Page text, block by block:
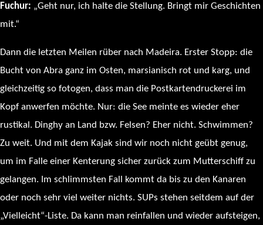
Fuchur: „Geht nur, ich halte die Stellung. Bringt mir Geschichten
mit.“
Dann die letzten Meilen rüber nach Madeira. Erster Stopp: die
Bucht von Abra ganz im Osten, marsianisch rot und karg, und
gleichzeitig so fotogen, dass man die Postkartendruckerei im
Kopf anwerfen möchte. Nur: die See meinte es wieder eher
rustikal. Dinghy an Land bzw. Felsen? Eher nicht. Schwimmen?
Zu weit. Und mit dem Kajak sind wir noch nicht geübt genug,
um im Falle einer Kenterung sicher zurück zum Mutterschiff zu
gelangen. Im schlimmsten Fall kommt da bis zu den Kanaren
oder noch sehr viel weiter nichts. SUPs stehen seitdem auf der
„Vielleicht“-Liste. Da kann man reinfallen und wieder aufsteigen,